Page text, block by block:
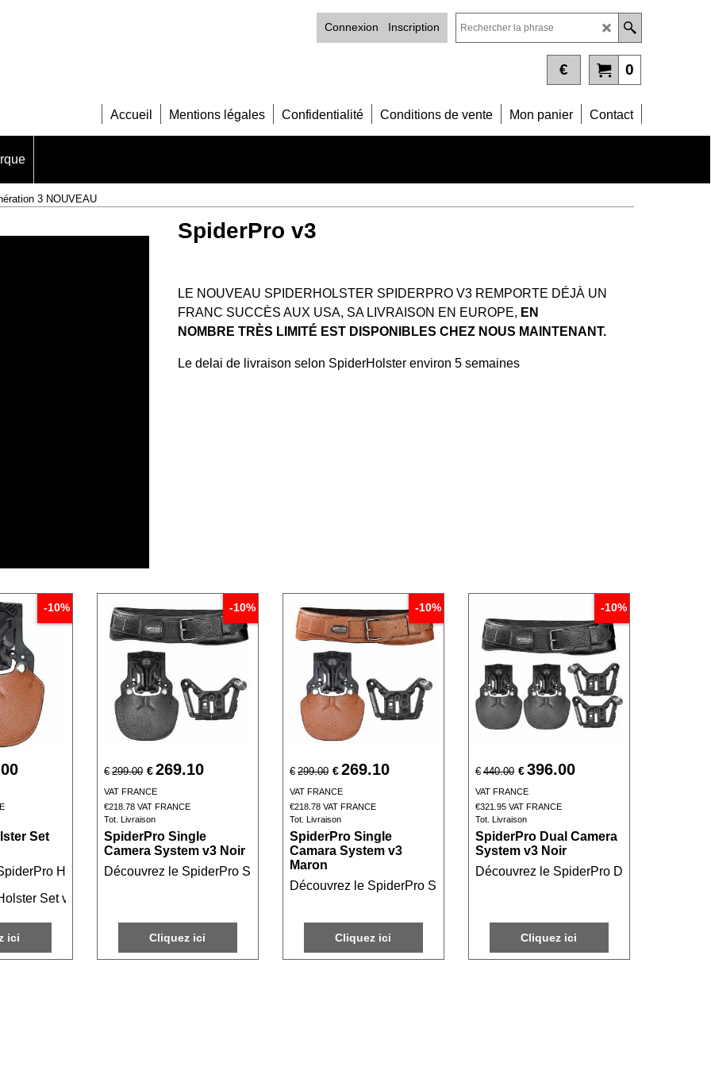
Connexion Inscription
0
€
Accueil Mentions légales Confidentialité Conditions de vente Mon panier Contact
3 NOUVEAU
SpiderPro v3
LE NOUVEAU SPIDERHOLSTER SPIDERPRO V3 REMPORTE DÉJÀ UN
FRANC SUCCÈS AUX USA, SA LIVRAISON EN EUROPE, EN
NOMBRE TRÈS LIMITÉ EST DISPONIBLES CHEZ NOUS MAINTENANT.
Le delai de livraison selon SpiderHolster environ 5 semaines
pour les photographes professionnels, alliant praticité et confort pour un transport sécurisé de votre matériel.
-10%
Set
Holster Set v3 Maron, un système de portage innovant pour photographes professionnels, alliant confort et praticité
Set v3 Maron est la solution idéale pour les photographes professionnels en quête de confort et d'efficacité. Profitez
ici
-10%
€ 299.00 €269.10
VAT FRANCE
€218.78 VAT FRANCE
Tot. Livraison
SpiderPro Single
Camera System v3 Noir
Découvrez le SpiderPro Single Camera System v3 Noir, le support ultime pour les photographes
Cliquez ici
-10%
€ 299.00 €269.10
VAT FRANCE
€218.78 VAT FRANCE
Tot. Livraison
SpiderPro Single
Camara System v3
Maron
Découvrez le SpiderPro Single Camera System v3 Maron, un support
Cliquez ici
-10%
€ 440.00 €396.00
VAT FRANCE
€321.95 VAT FRANCE
Tot. Livraison
SpiderPro Dual Camera
System v3 Noir
Découvrez le SpiderPro Dual Camera
Cliquez ici